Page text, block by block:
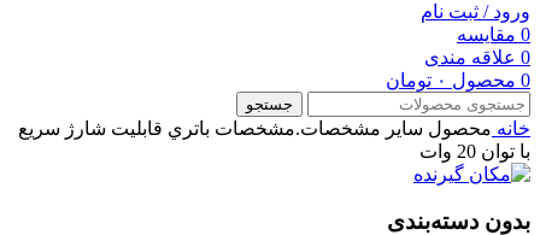
ورود / ثبت نام
0 مقایسه
0 علاقه مندی
0 محصول ۰ تومان
جستجو
خانه محصول ساير مشخصات.مشخصات باتري قابلیت شارژ سریع
با توان 20 وات
بدون دسته‌بندی